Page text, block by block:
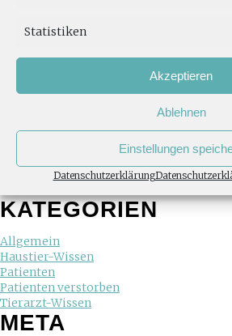
Statistiken
Akzeptieren
Ablehnen
Einstellungen
Datenschutzerklärung
August 2018
Februar 2018
November 2017
März 2017
KATEGORIEN
Allgemein
Haustier-Wissen
Patienten
Patienten verstorben
Tierarzt-Wissen
META